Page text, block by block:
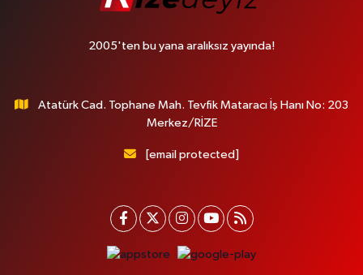
2005'ten bu yana aralıksız yayında!
Atatürk Cad. Tophane Mah. Tevfik Mataracı İş Hanı No: 203
Merkez/RİZE
[email protected]